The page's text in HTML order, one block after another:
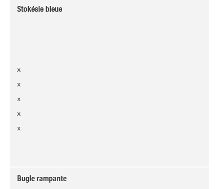
Stokésie bleue
x
x
x
x
x
Bugle rampante